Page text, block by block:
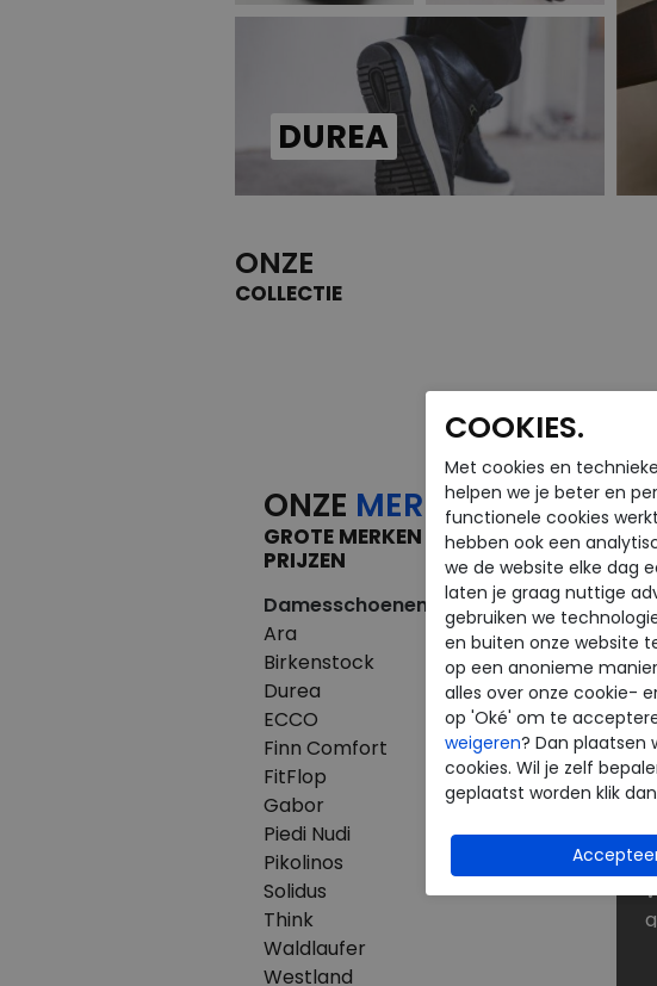
DUREA
ONZE
COLLECTIE
ONZE MERKEN
GROTE MERKEN VOOR KLEINE
PRIJZEN
Damesschoenen
Ara
Birkenstock
Durea
ECCO
Finn Comfort
FitFlop
Gabor
Piedi Nudi
Pikolinos
Solidus
Think
Waldlaufer
Westland
Herenschoenen
Australian
Birkenstock
Clarks
ECCO
Finn Comfort
Mephisto
Pikolinos
Westland
COOKIES.
Met cookies en
helpen we je beter en
functionele cookies
hebben ook een
we de website elke dag
laten je graag nuttige
gebruiken we
en buiten onze website
op een anonieme
alles over onze cookie-
op 'Oké' om te
weigeren? Dan plaatsen
cookies. Wil je zelf
geplaatst worden klik dan